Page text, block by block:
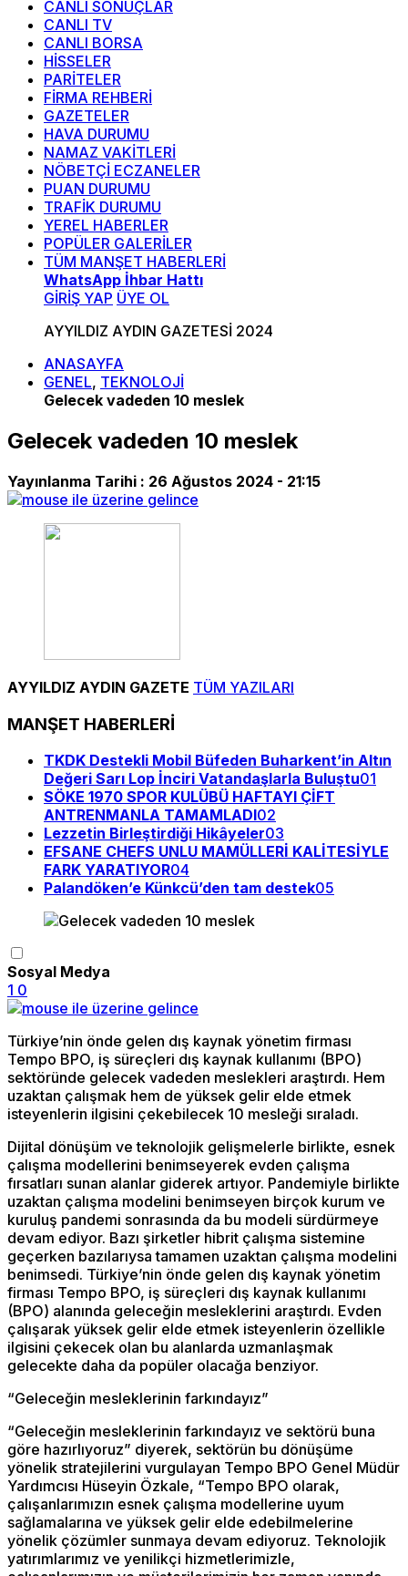
CANLI SONUÇLAR
CANLI TV
CANLI BORSA
HİSSELER
PARİTELER
FİRMA REHBERİ
GAZETELER
HAVA DURUMU
NAMAZ VAKİTLERİ
NÖBETÇİ ECZANELER
PUAN DURUMU
TRAFİK DURUMU
YEREL HABERLER
POPÜLER GALERİLER
TÜM MANŞET HABERLERİ
WhatsApp İhbar Hattı
GİRİŞ YAP ÜYE OL
AYYILDIZ AYDIN GAZETESİ 2024
ANASAYFA
GENEL, TEKNOLOJİ
Gelecek vadeden 10 meslek
Gelecek vadeden 10 meslek
Yayınlanma Tarihi : 26 Ağustos 2024 - 21:15
AYYILDIZ AYDIN GAZETE TÜM YAZILARI
MANŞET HABERLERİ
TKDK Destekli Mobil Büfeden Buharkent’in Altın
Değeri Sarı Lop İnciri Vatandaşlarla Buluştu01
SÖKE 1970 SPOR KULÜBÜ HAFTAYI ÇİFT
ANTRENMANLA TAMAMLADI02
Lezzetin Birleştirdiği Hikâyeler03
EFSANE CHEFS UNLU MAMÜLLERİ KALİTESİYLE
FARK YARATIYOR04
Palandöken’e Künkcü’den tam destek05
Sosyal Medya
1 0
Türkiye’nin önde gelen dış kaynak yönetim firması
Tempo BPO, iş süreçleri dış kaynak kullanımı (BPO)
sektöründe gelecek vadeden meslekleri araştırdı. Hem
uzaktan çalışmak hem de yüksek gelir elde etmek
isteyenlerin ilgisini çekebilecek 10 mesleği sıraladı.
Dijital dönüşüm ve teknolojik gelişmelerle birlikte, esnek
çalışma modellerini benimseyerek evden çalışma
fırsatları sunan alanlar giderek artıyor. Pandemiyle birlikte
uzaktan çalışma modelini benimseyen birçok kurum ve
kuruluş pandemi sonrasında da bu modeli sürdürmeye
devam ediyor. Bazı şirketler hibrit çalışma sistemine
geçerken bazılarıysa tamamen uzaktan çalışma modelini
benimsedi. Türkiye’nin önde gelen dış kaynak yönetim
firması Tempo BPO, iş süreçleri dış kaynak kullanımı
(BPO) alanında geleceğin mesleklerini araştırdı. Evden
çalışarak yüksek gelir elde etmek isteyenlerin özellikle
ilgisini çekecek olan bu alanlarda uzmanlaşmak
gelecekte daha da popüler olacağa benziyor.
“Geleceğin mesleklerinin farkındayız”
“Geleceğin mesleklerinin farkındayız ve sektörü buna
göre hazırlıyoruz” diyerek, sektörün bu dönüşüme
yönelik stratejilerini vurgulayan Tempo BPO Genel Müdür
Yardımcısı Hüseyin Özkale, “Tempo BPO olarak,
çalışanlarımızın esnek çalışma modellerine uyum
sağlamalarına ve yüksek gelir elde edebilmelerine
yönelik çözümler sunmaya devam ediyoruz. Teknolojik
yatırımlarımız ve yenilikçi hizmetlerimizle,